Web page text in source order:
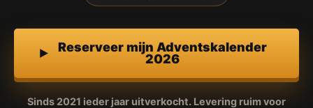
Reserveer mijn Adventskalender
2026
Sinds 2021 ieder jaar uitverkocht. Levering ruim voor